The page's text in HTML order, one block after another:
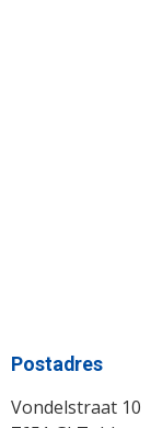
Postadres
Vondelstraat 10